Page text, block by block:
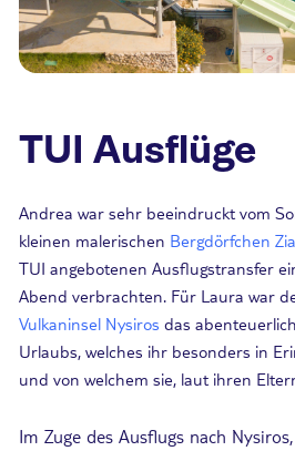
TUI Ausflüge
Andrea war sehr beeindruckt vom
kleinen malerischen Bergdörfchen Zia
TUI angebotenen Ausflugstransfer
Abend verbrachten. Für Laura war
Vulkaninsel Nysiros das
Urlaubs, welches ihr besonders in
und von welchem sie, laut ihren
Im Zuge des Ausflugs nach